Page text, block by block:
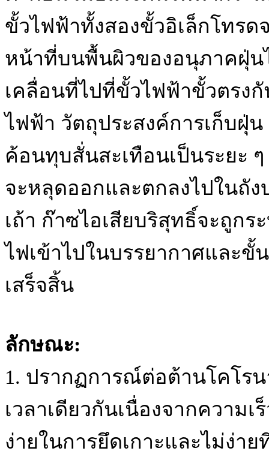
ขั้วไฟฟ้าทั้งสองขั้วอิเล็กโทร
หน้าที่บนพื้นผิวของอนุภาคฝุ่น
เคลื่อนที่ไปที่ขั้วไฟฟ้าขั้วตรง
ไฟฟ้า วัตถุประสงค์การเก็บฝุ่
ค้อนทุบสั่นสะเทือนเป็นระยะ
จะหลุดออกและตกลงไปในถั
เถ้า ก๊าซไอเสียบริสุทธิ์จะถูกร
ไฟเข้าไปในบรรยากาศและ
เสร็จสิ้น
ลักษณะ:
1. ปรากฏการณ์ต่อต้านโคโร
เวลาเดียวกันเนื่องจากความ
ง่ายในการยึดเกาะและไม่ง่าย